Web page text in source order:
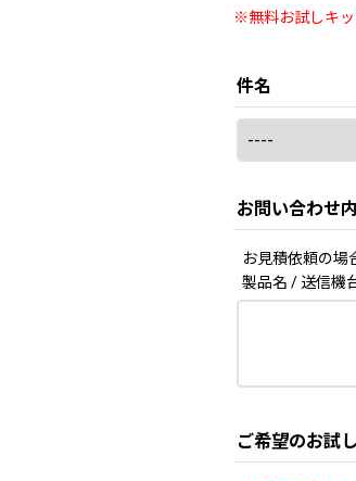
※無料お試しキ
件名
お問い合わせ
お見積依頼の場
製品名 / 送信機
ご希望のお試